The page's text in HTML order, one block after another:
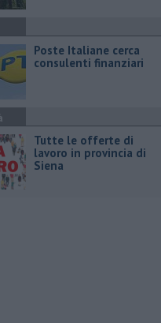
Poste Italiane cerca
consulenti finanziari
​Tutte le offerte di
lavoro in provincia di
Siena